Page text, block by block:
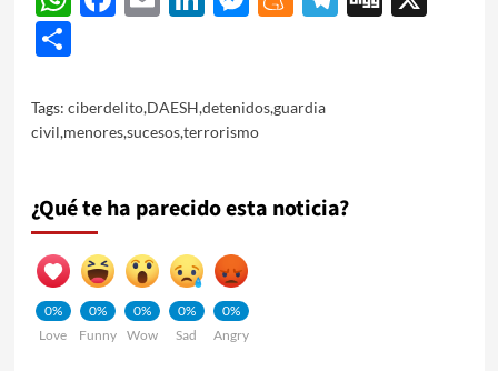
Share
Tags: ciberdelito,DAESH,detenidos,guardia
civil,menores,sucesos,terrorismo
¿Qué te ha parecido esta noticia?
0%
Love
0%
Funny
0%
Wow
0%
Sad
0%
Angry